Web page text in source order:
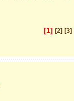
[1] [2] [3]